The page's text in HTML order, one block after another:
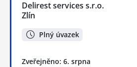
Delirest services s.r.o.
Zlín
Plný úvazek
Zveřejněno: 6. srpna